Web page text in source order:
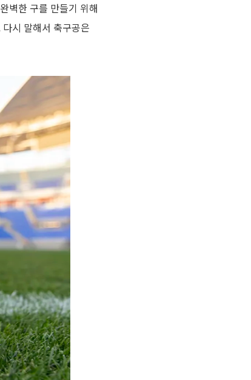
벽한 구를 만들기 위해
시 말해서 축구공은